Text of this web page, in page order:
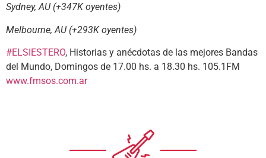
Sydney, AU (+347K oyentes)
Melbourne, AU (+293K oyentes)
#ELSIESTERO, Historias y anécdotas de las mejores Bandas
del Mundo, Domingos de 17.00 hs. a 18.30 hs. 105.1FM
www.fmsos.com.ar